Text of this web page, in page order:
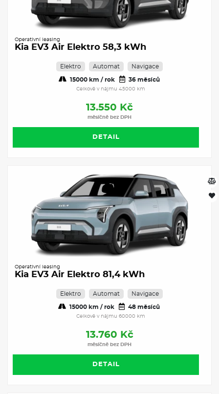
Operativní leasing
Kia EV3 Air Elektro 58,3 kWh
Elektro Automat Navigace
15000 km / rok 36 měsíců
Celkově v nájmu 45000 km
13.550 Kč
měsíčně bez DPH
DETAIL
Operativní leasing
Kia EV3 Air Elektro 81,4 kWh
Elektro Automat Navigace
15000 km / rok 48 měsíců
Celkově v nájmu 60000 km
13.760 Kč
měsíčně bez DPH
DETAIL